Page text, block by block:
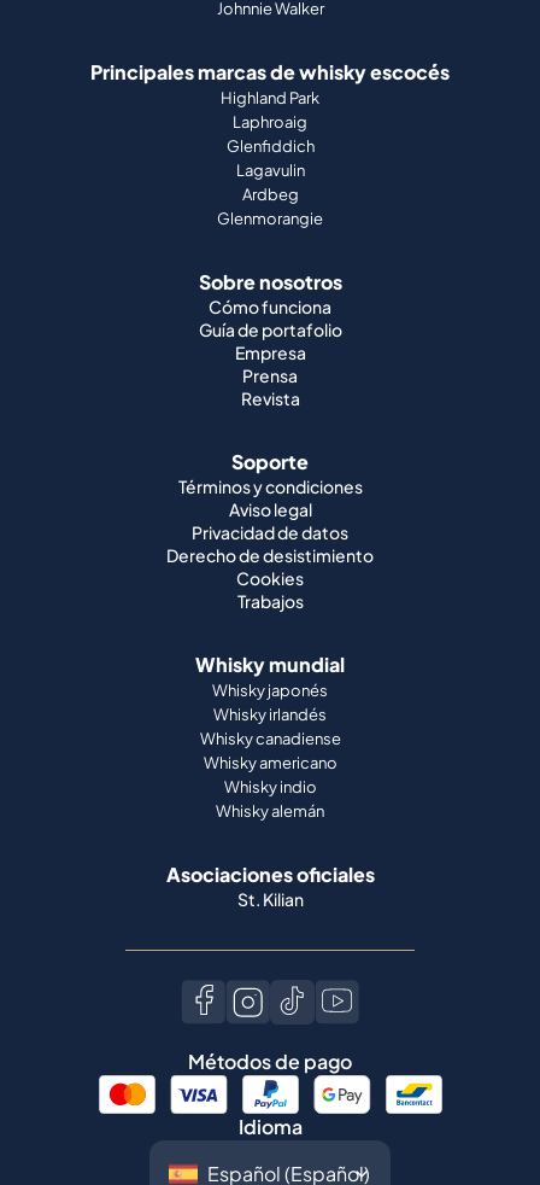
Johnnie Walker
Principales marcas de whisky escocés
Highland Park
Laphroaig
Glenfiddich
Lagavulin
Ardbeg
Glenmorangie
Sobre nosotros
Cómo funciona
Guía de portafolio
Empresa
Prensa
Revista
Soporte
Términos y condiciones
Aviso legal
Privacidad de datos
Derecho de desistimiento
Cookies
Trabajos
Whisky mundial
Whisky japonés
Whisky irlandés
Whisky canadiense
Whisky americano
Whisky indio
Whisky alemán
Asociaciones oficiales
St. Kilian
Métodos de pago
Idioma